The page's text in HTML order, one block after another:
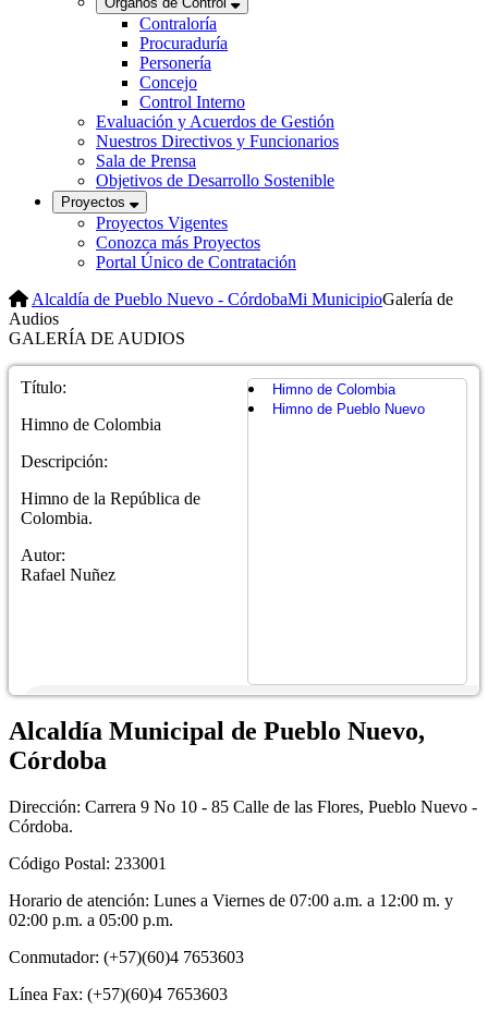
Contraloría
Procuraduría
Personería
Concejo
Control Interno
Evaluación y Acuerdos de Gestión
Nuestros Directivos y Funcionarios
Sala de Prensa
Objetivos de Desarrollo Sostenible
Proyectos
Proyectos Vigentes
Conozca más Proyectos
Portal Único de Contratación
Alcaldía de Pueblo Nuevo - CórdobaMi MunicipioGalería de
Audios
GALERÍA DE AUDIOS
Himno de Colombia
Himno de Pueblo Nuevo
Título:
Himno de Colombia
Descripción:
Himno de la República de
Colombia.
Autor:
Rafael Nuñez
Alcaldía Municipal de Pueblo Nuevo,
Córdoba
Dirección: Carrera 9 No 10 - 85 Calle de las Flores, Pueblo Nuevo -
Córdoba.
Código Postal: 233001
Horario de atención: Lunes a Viernes de 07:00 a.m. a 12:00 m. y
02:00 p.m. a 05:00 p.m.
Conmutador: (+57)(60)4 7653603
Línea Fax: (+57)(60)4 7653603